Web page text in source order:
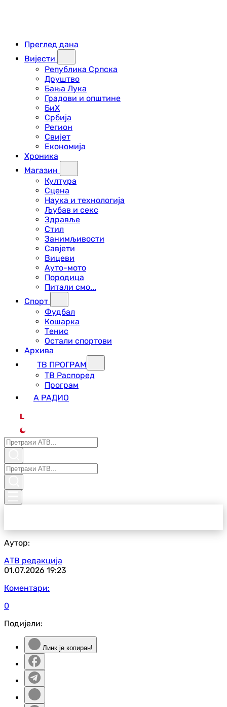
Преглед дана
Вијести
Република Српска
Друштво
Бања Лука
Градови и општине
БиХ
Србија
Регион
Свијет
Економија
Хроника
Магазин
Култура
Сцена
Наука и технологија
Љубав и секс
Здравље
Стил
Занимљивости
Савјети
Вицеви
Ауто-мото
Породица
Питали смо...
Спорт
Фудбал
Кошарка
Тенис
Остали спортови
Архива
ТВ ПРОГРАМ
ТВ Распоред
Програм
А РАДИО
L
Аутор:
АТВ редакција
01.07.2026 19:23
Коментари:
0
Подијели:
Линк је копиран!